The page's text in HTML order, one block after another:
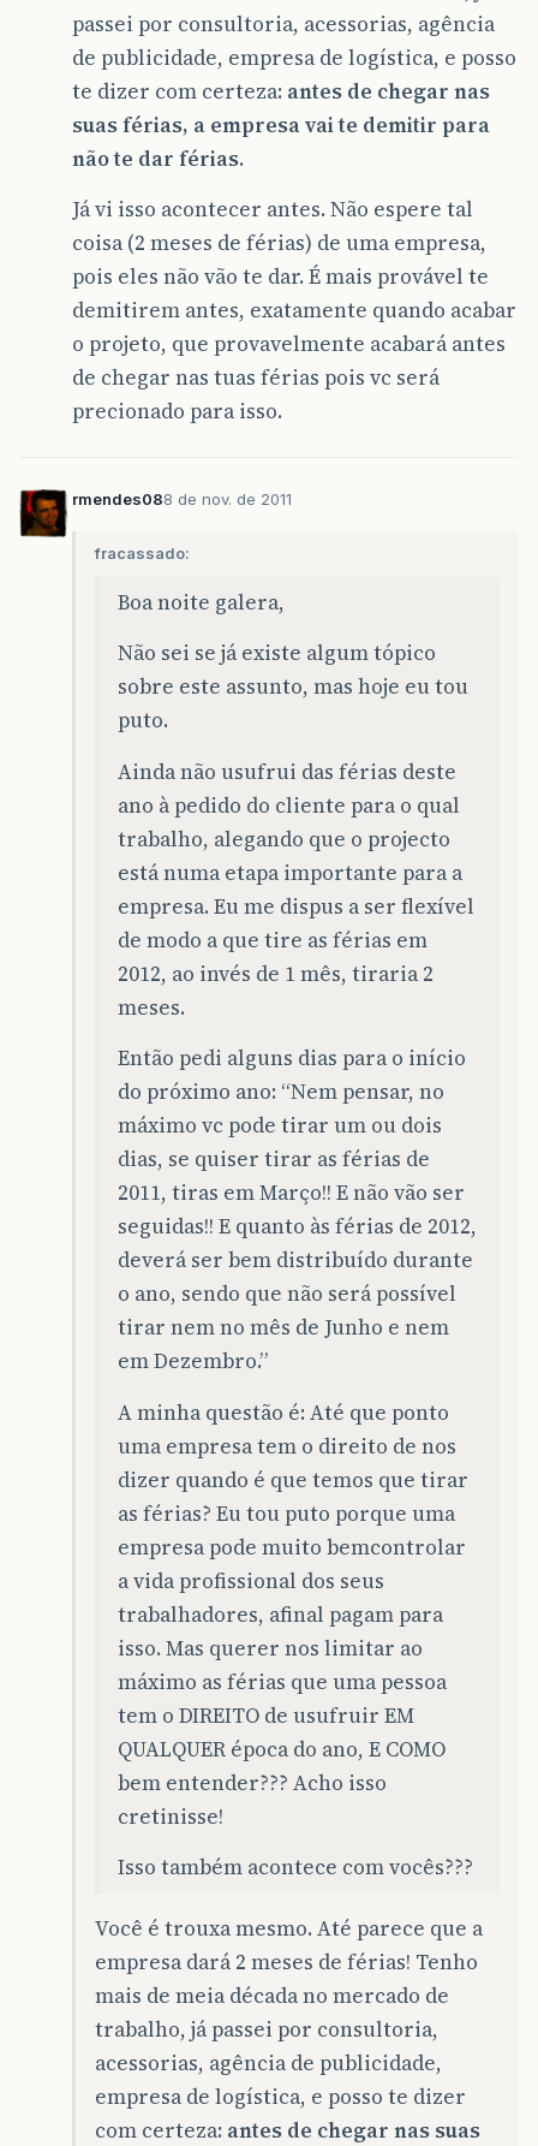
passei por consultoria, acessorias, agência
de publicidade, empresa de logística, e posso
te dizer com certeza: antes de chegar nas
suas férias, a empresa vai te demitir para
não te dar férias.
Já vi isso acontecer antes. Não espere tal
coisa (2 meses de férias) de uma empresa,
pois eles não vão te dar. É mais provável te
demitirem antes, exatamente quando acabar
o projeto, que provavelmente acabará antes
de chegar nas tuas férias pois vc será
precionado para isso.
rmendes088 de nov. de 2011
fracassado:
Boa noite galera,
Não sei se já existe algum tópico
sobre este assunto, mas hoje eu tou
puto.
Ainda não usufrui das férias deste
ano à pedido do cliente para o qual
trabalho, alegando que o projecto
está numa etapa importante para a
empresa. Eu me dispus a ser flexível
de modo a que tire as férias em
2012, ao invés de 1 mês, tiraria 2
meses.
Então pedi alguns dias para o início
do próximo ano: “Nem pensar, no
máximo vc pode tirar um ou dois
dias, se quiser tirar as férias de
2011, tiras em Março!! E não vão ser
seguidas!! E quanto às férias de 2012,
deverá ser bem distribuído durante
o ano, sendo que não será possível
tirar nem no mês de Junho e nem
em Dezembro.”
A minha questão é: Até que ponto
uma empresa tem o direito de nos
dizer quando é que temos que tirar
as férias? Eu tou puto porque uma
empresa pode muito bemcontrolar
a vida profissional dos seus
trabalhadores, afinal pagam para
isso. Mas querer nos limitar ao
máximo as férias que uma pessoa
tem o DIREITO de usufruir EM
QUALQUER época do ano, E COMO
bem entender??? Acho isso
cretinisse!
Isso também acontece com vocês???
Você é trouxa mesmo. Até parece que a
empresa dará 2 meses de férias! Tenho
mais de meia década no mercado de
trabalho, já passei por consultoria,
acessorias, agência de publicidade,
empresa de logística, e posso te dizer
com certeza: antes de chegar nas suas